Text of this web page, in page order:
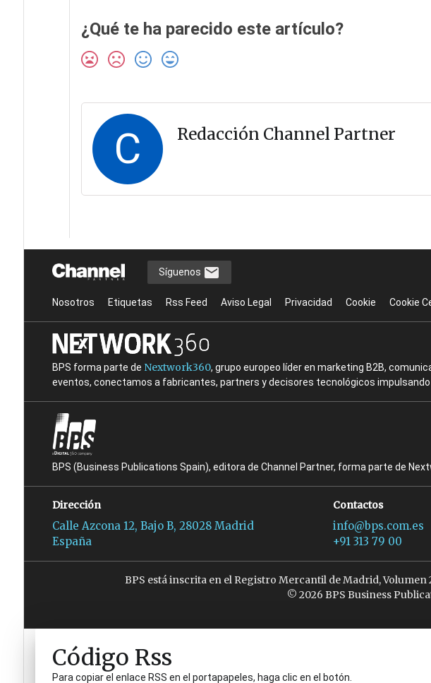
¿Qué te ha parecido este artículo?
C Redacción Channel Partner
Síguenos
Nosotros Etiquetas Rss Feed Aviso Legal Privacidad Cookie Cookie
BPS forma parte de Nextwork360, grupo europeo líder en marketing B2B,
eventos, conectamos a fabricantes, partners y decisores tecnológicos
BPS (Business Publications Spain), editora de Channel Partner, forma parte de
Dirección
Calle Azcona 12, Bajo B, 28028 Madrid
España
Contactos
info@bps.com.es
+91 313 79 00
BPS está inscrita en el Registro Mercantil de Madrid, Volumen
© 2026 BPS Business
Código Rss
Para copiar el enlace RSS en el portapapeles, haga clic en el botón.